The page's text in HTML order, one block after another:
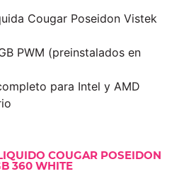
Cougar Poseidon Vistek
PWM (preinstalados en
para Intel y AMD
COUGAR POSEIDON
360 WHITE